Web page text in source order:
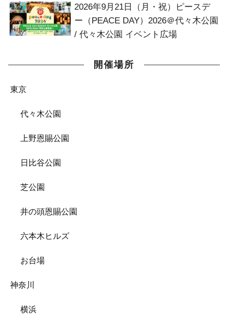
2026年9月21日（月・祝）ピースデ
ー（PEACE DAY）2026＠代々木公園
/ 代々木公園 イベント広場
開催場所
東京
代々木公園
上野恩賜公園
日比谷公園
芝公園
井の頭恩賜公園
六本木ヒルズ
お台場
神奈川
横浜